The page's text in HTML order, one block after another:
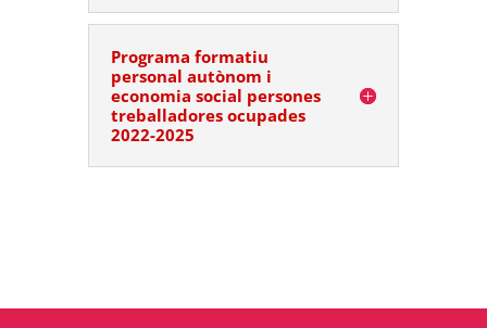
Programa formatiu
personal autònom i
economia social persones
treballadores ocupades
2022-2025